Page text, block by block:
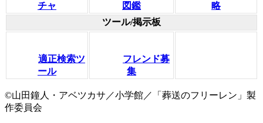
チャ
図鑑
略
ツール/掲示板
適正検索ツ
ール
フレンド募
集
©山田鐘人・アベツカサ／小学館／「葬送のフリーレン」製
作委員会